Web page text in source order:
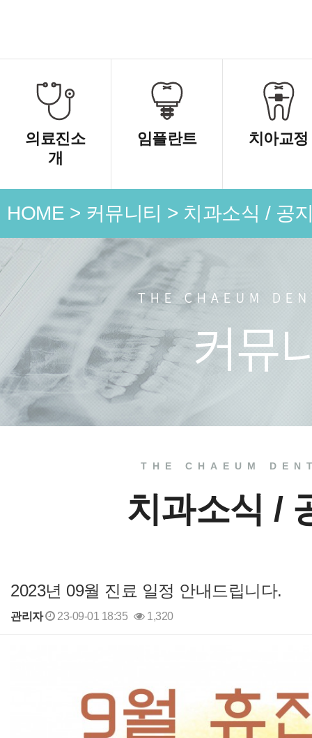
의료진소
개
임플란트 치아교정
HOME > 커뮤니티 > 치과소식 / 공
치료 전
THE CHAEUM
치과소식 /
2023년 09월 진료 일정 안내드립니다.
관리자 23-09-01 18:35 1,320